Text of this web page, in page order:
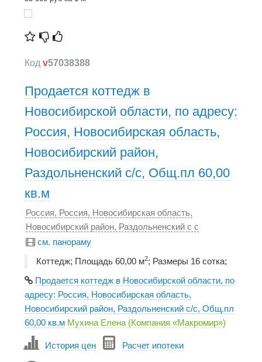
Код v57038388
Продается коттедж в
Новосибирской области, по адресу:
Россия, Новосибирская область,
Новосибирский район,
Раздольненский с/с, Общ.пл 60,00
кв.м
Россия, Россия, Новосибирская область,
Новосибирский район, Раздольненский с с
см. панораму
Коттедж; Площадь 60,00 м2; Размеры 16 сотка;
Продается коттедж в Новосибирской области, по
адресу: Россия, Новосибирская область,
Новосибирский район, Раздольненский с/с, Общ.пл
60,00 кв.м Мухина Елена (Компания «Макромир»)
История цен Расчет ипотеки